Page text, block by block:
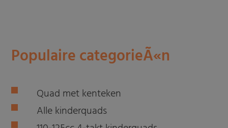
Populaire categorieÃ«n
Quad met kenteken
Alle kinderquads